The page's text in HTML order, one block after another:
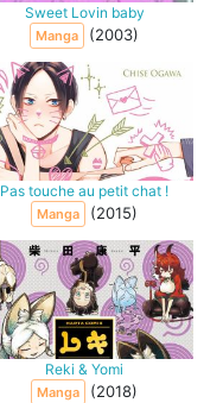
Sweet Lovin baby
Manga (2003)
Pas touche au petit chat !
Manga (2015)
Reki & Yomi
Manga (2018)